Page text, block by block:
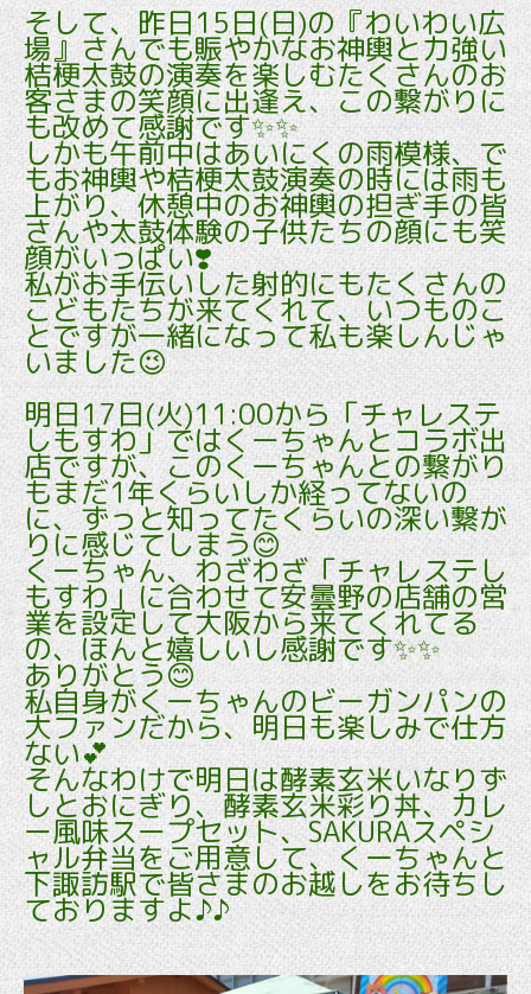
そして、昨日15日(日)の『わいわい広
場』さんでも賑やかなお神輿と力強い
桔梗太鼓の演奏を楽しむたくさんのお
客さまの笑顔に出逢え、この繋がりに
も改めて感謝です✨✨
しかも午前中はあいにくの雨模様、で
もお神輿や桔梗太鼓演奏の時には雨も
上がり、休憩中のお神輿の担ぎ手の皆
さんや太鼓体験の子供たちの顔にも笑
顔がいっぱい❣️
私がお手伝いした射的にもたくさんの
こどもたちが来てくれて、いつものこ
とですが一緒になって私も楽しんじゃ
いました😉
明日17日(火)11:00から「チャレステ
しもすわ」ではくーちゃんとコラボ出
店ですが、このくーちゃんとの繋がり
もまだ1年くらいしか経ってないの
に、ずっと知ってたくらいの深い繋が
りに感じてしまう😊
くーちゃん、わざわざ「チャレステし
もすわ」に合わせて安曇野の店舗の営
業を設定して大阪から来てくれてる
の、ほんと嬉しいし感謝です✨✨
ありがとう😊
私自身がくーちゃんのビーガンパンの
大ファンだから、明日も楽しみで仕方
ない💕
そんなわけで明日は酵素玄米いなりず
しとおにぎり、酵素玄米彩り丼、カレ
ー風味スープセット、SAKURAスペシ
ャル弁当をご用意して、くーちゃんと
下諏訪駅で皆さまのお越しをお待ちし
ておりますよ♪♪